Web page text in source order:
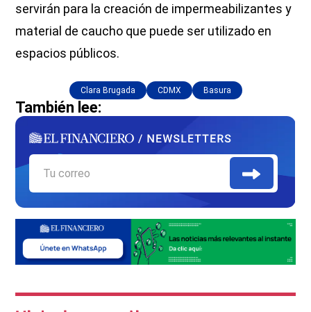
servirán para la creación de impermeabilizantes y
material de caucho que puede ser utilizado en
espacios públicos.
Clara Brugada CDMX Basura
También lee: